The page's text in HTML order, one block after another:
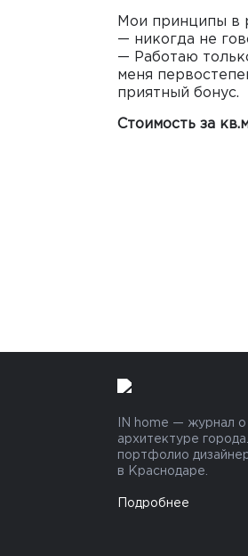
Мои принципы в
— никогда не
— Работаю
меня
приятный бонус.
Стоимость за
IN home — журнал о
архитектуре
портфолио
в Краснодаре.
Подробнее